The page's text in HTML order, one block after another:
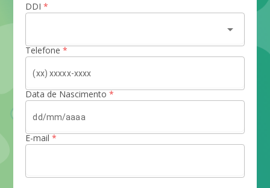
DDI *
arrow_drop_down
Telefone *
Data de Nascimento *
E-mail *